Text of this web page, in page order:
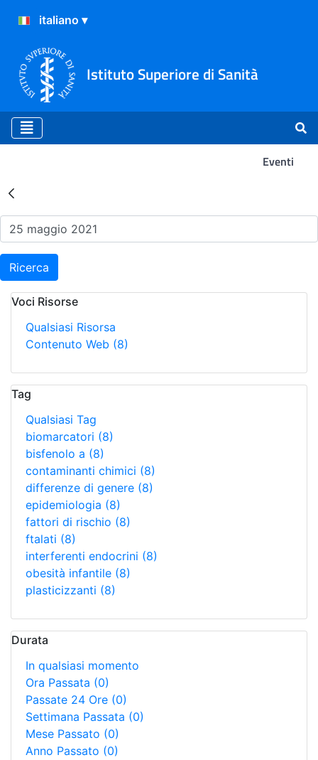
Istituto Superiore di Sanità
Eventi
Risultati della Ricerca -
Ricerca
Voci Risorse
Qualsiasi Risorsa
Contenuto Web (8)
Tag
Qualsiasi Tag
biomarcatori (8)
bisfenolo a (8)
contaminanti chimici (8)
differenze di genere (8)
epidemiologia (8)
fattori di rischio (8)
ftalati (8)
interferenti endocrini (8)
obesità infantile (8)
plasticizzanti (8)
Durata
In qualsiasi momento
Ora Passata (0)
Passate 24 Ore (0)
Settimana Passata (0)
Mese Passato (0)
Anno Passato (0)